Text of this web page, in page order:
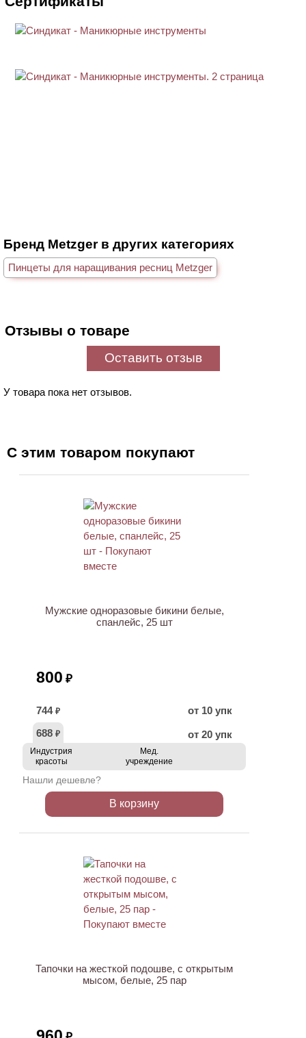
Бренд Metzger в других категориях
Пинцеты для наращивания ресниц Metzger
Отзывы о товаре
Оставить отзыв
У товара пока нет отзывов.
С этим товаром покупают
Мужские одноразовые бикини белые,
спанлейс, 25 шт
800 ₽
744 ₽
от 10 упк
688 ₽ от 20 упк
Индустрия
красоты
Мед.
учреждение
Нашли дешевле?
В корзину
Тапочки на жесткой подошве, с открытым
мысом, белые, 25 пар